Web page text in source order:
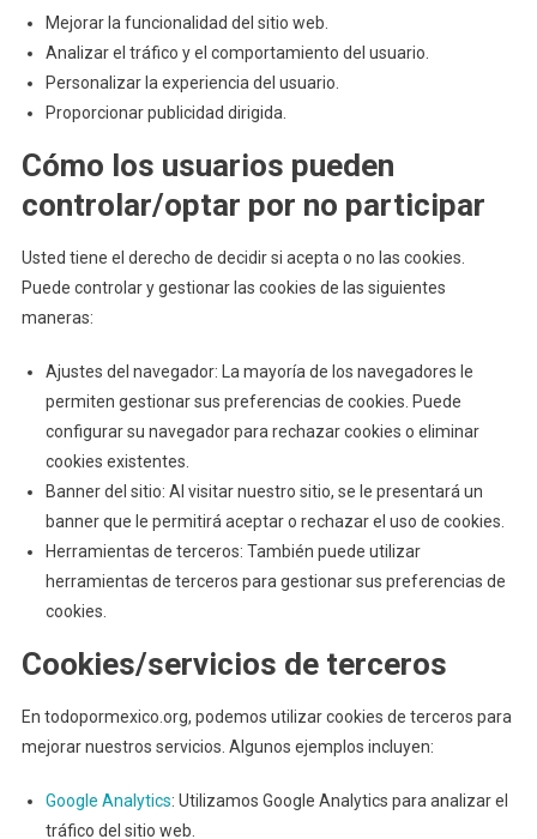
Mejorar la funcionalidad del sitio web.
Analizar el tráfico y el comportamiento del usuario.
Personalizar la experiencia del usuario.
Proporcionar publicidad dirigida.
Cómo los usuarios pueden
controlar/optar por no participar
Usted tiene el derecho de decidir si acepta o no las cookies.
Puede controlar y gestionar las cookies de las siguientes
maneras:
Ajustes del navegador: La mayoría de los navegadores le
permiten gestionar sus preferencias de cookies. Puede
configurar su navegador para rechazar cookies o eliminar
cookies existentes.
Banner del sitio: Al visitar nuestro sitio, se le presentará un
banner que le permitirá aceptar o rechazar el uso de cookies.
Herramientas de terceros: También puede utilizar
herramientas de terceros para gestionar sus preferencias de
cookies.
Cookies/servicios de terceros
En todopormexico.org, podemos utilizar cookies de terceros para
mejorar nuestros servicios. Algunos ejemplos incluyen:
Google Analytics: Utilizamos Google Analytics para analizar el
tráfico del sitio web.